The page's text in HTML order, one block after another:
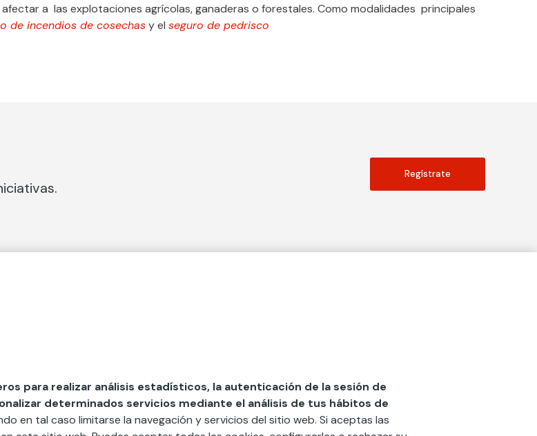
a las explotaciones agrícolas, ganaderas o forestales. Como modalidades principales
de incendios de cosechasy el seguro de pedrisco
Regístrate
Nuestros Podcast
Sistema Interno de Información
Centro de Documentación
Red Ibérica Fundación Mapfre
para realizar análisis estadísticos, la autenticación de la sesión de
determinados servicios mediante el análisis de tus hábitos de
en tal caso limitarse la navegación y servicios del sitio web. Si aceptas las